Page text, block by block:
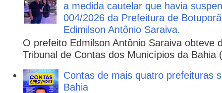
a medida cautelar que havia
004/2026 da Prefeitura de
Edimilson Antônio Saraiva.
O prefeito Edmilson Antônio Saraiva obteve
Tribunal de Contas dos Municípios da Bahia
Contas de mais quatro prefeituras
Bahia